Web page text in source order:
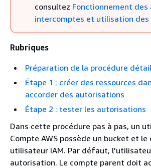
consultez Fonctionnement
intercomptes et utilisation des
Rubriques
Préparation de la procédure
Étape 1 : créer des ressources
accorder des autorisations
Étape 2 : tester les autorisations
Dans cette procédure pas à pas, un
Compte AWS possède un bucket et
utilisateur IAM. Par défaut,
autorisation. Le compte parent doit